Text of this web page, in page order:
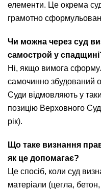
елементи. Це окрема
грамотно
Чи можна через суд
самострой у
Ні, якщо вимога
самочинно збудований
Суди відмовляють у
позицію Верховного
рік).
Що таке визнання
як це допомагає?
Це спосіб, коли суд
матеріали (цегла, бетон,